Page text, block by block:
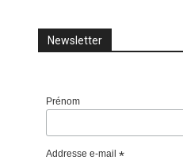
Newsletter
Prénom
Addresse e-mail *